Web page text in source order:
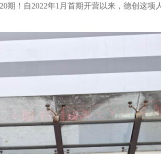
期！自2022年1月首期开营以来，德创这